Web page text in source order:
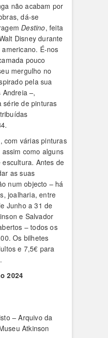
não acabam por
dá-se
Destino, feita
Disney durante
É-nos
pouco
mergulho no
pela sua
Andreia –,
série de pinturas
com várias pinturas
como alguns
Antes de
as suas
num objecto – há
joalharia, entre
Junho a 31 de
e Salvador
– todos os
Os bilhetes
e 7,5€ para
2024
– Arquivo da
Atkinson